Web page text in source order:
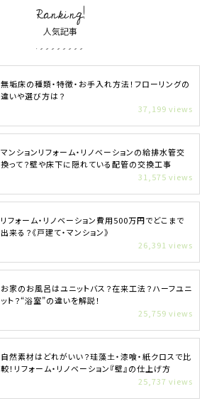
Ranking!
人気記事
無垢床の種類・特徴・お手入れ方法！フローリングの
違いや選び方は？
37,199 views
マンションリフォーム・リノベーションの給排水管交
換って？壁や床下に隠れている配管の交換工事
31,575 views
リフォーム・リノベーション費用500万円でどこまで
出来る？《戸建て・マンション》
26,391 views
お家のお風呂はユニットバス？在来工法？ハーフユニ
ット？“浴室”の違いを解説！
25,759 views
自然素材はどれがいい？珪藻土・漆喰・紙クロスで比
較！リフォーム・リノベーション『壁』の仕上げ方
25,737 views